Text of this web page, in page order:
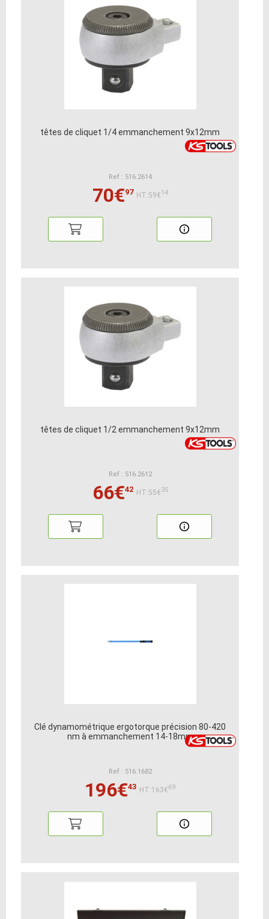
têtes de cliquet 1/4 emmanchement 9x12mm
Ref : 516.2614
70€97 HT:59€14
têtes de cliquet 1/2 emmanchement 9x12mm
Ref : 516.2612
66€42 HT:55€35
Clé dynamométrique ergotorque précision 80-420
nm à emmanchement 14-18mm
Ref : 516.1682
196€43 HT:163€69